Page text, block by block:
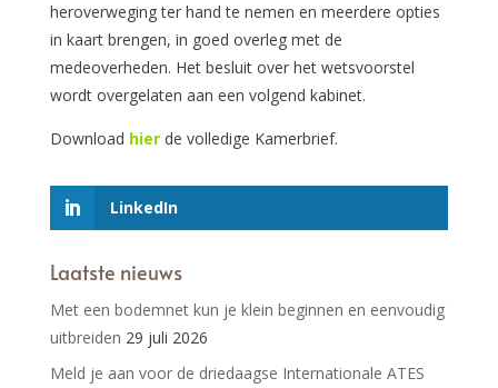
heroverweging ter hand te nemen en meerdere opties
in kaart brengen, in goed overleg met de
medeoverheden. Het besluit over het wetsvoorstel
wordt overgelaten aan een volgend kabinet.
Download hier de volledige Kamerbrief.
LinkedIn
Laatste nieuws
Met een bodemnet kun je klein beginnen en eenvoudig
uitbreiden 29 juli 2026
Meld je aan voor de driedaagse Internationale ATES